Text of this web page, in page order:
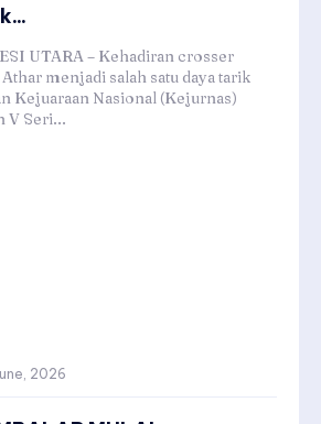
UTARA – Kehadiran crosser
menjadi salah satu daya tarik
Kejuaraan Nasional (Kejurnas)
V Seri...
2026